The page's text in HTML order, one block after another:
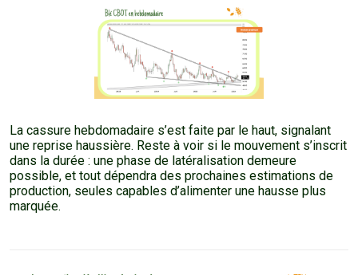
La cassure hebdomadaire s’est faite par le haut, signalant
une reprise haussière. Reste à voir si le mouvement s’inscrit
dans la durée : une phase de latéralisation demeure
possible, et tout dépendra des prochaines estimations de
production, seules capables d’alimenter une hausse plus
marquée.